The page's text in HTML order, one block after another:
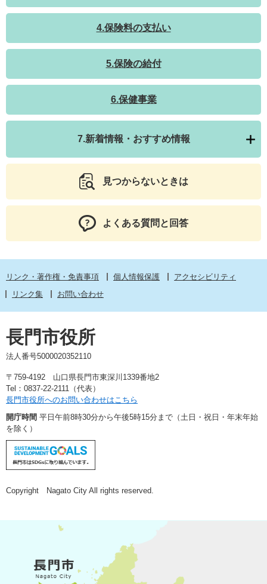
4.保険料の支払い
5.保険の給付
6.保健事業
7.新着情報・おすすめ情報
見つからないときは
よくある質問と回答
リンク・著作権・免責事項 個人情報保護
アクセシビリティ
リンク集
お問い合わせ
長門市役所
法人番号5000020352110
〒759-4192 山口県長門市東深川1339番地2
Tel：0837-22-2111（代表）
長門市役所へのお問い合わせはこちら
開庁時間 平日午前8時30分から午後5時15分まで（土日・祝日・年末年始
を除く）
Copyright Nagato City All rights reserved.